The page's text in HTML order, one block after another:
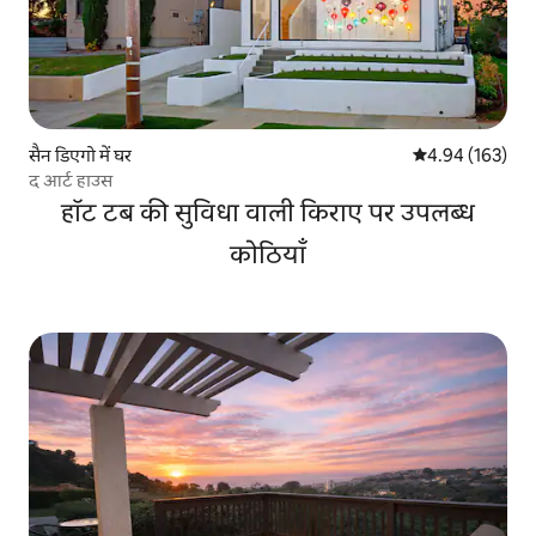
सैन डिएगो में घर औसत रेटिंग 5 में से
4.94 (163)
द आर्ट हाउस
हॉट टब की सुविधा वाली किराए पर उपलब्ध
कोठियाँ